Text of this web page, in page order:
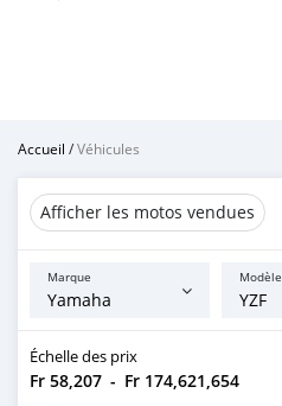
Accueil /Véhicules
Afficher les motos vendues
Marque Modèle
Échelle des prix
Fr 58,207 - Fr 174,621,654